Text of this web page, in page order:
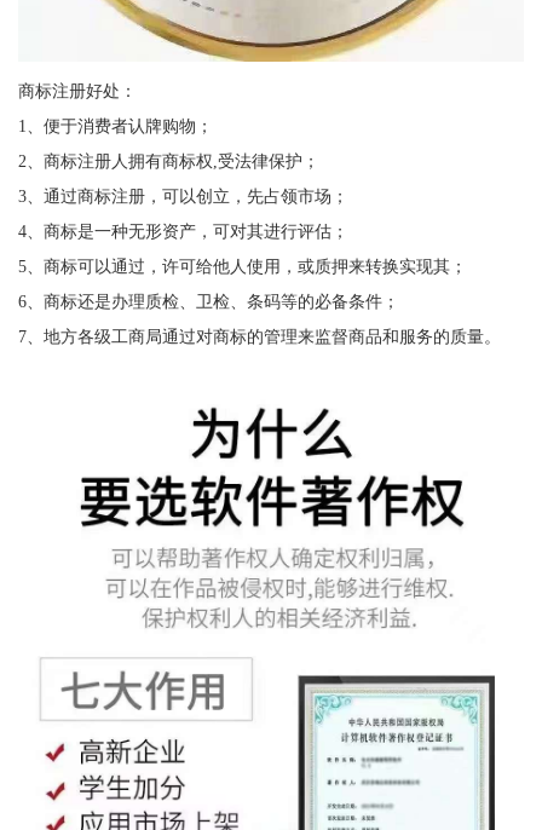
商标注册好处：
1、便于消费者认牌购物；
2、商标注册人拥有商标权,受法律保护；
3、通过商标注册，可以创立，先占领市场；
4、商标是一种无形资产，可对其进行评估；
5、商标可以通过，许可给他人使用，或质押来转换实现其；
6、商标还是办理质检、卫检、条码等的必备条件；
7、地方各级工商局通过对商标的管理来监督商品和服务的质量。